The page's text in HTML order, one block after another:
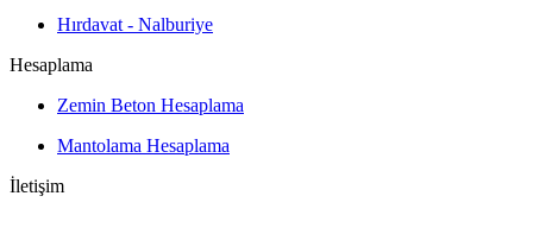
Hırdavat - Nalburiye
Hesaplama
Zemin Beton Hesaplama
Mantolama Hesaplama
İletişim